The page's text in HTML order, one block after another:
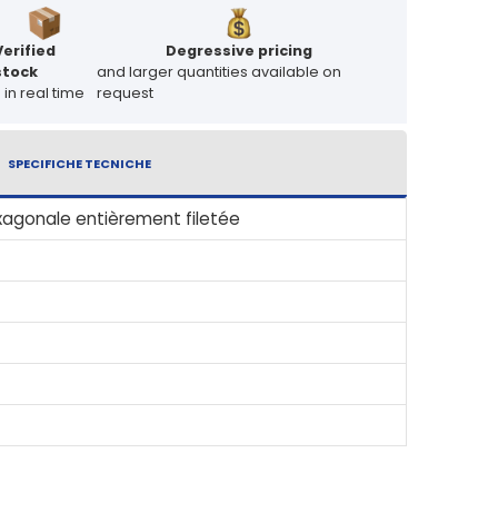
in real time
Degressive pricing
and larger quantities available on
request
SPECIFICHE TECNICHE
entièrement filetée